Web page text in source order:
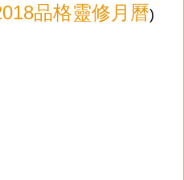
品格靈修月曆)